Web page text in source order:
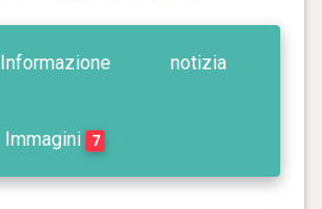
Informazione notizia
Immagini 7